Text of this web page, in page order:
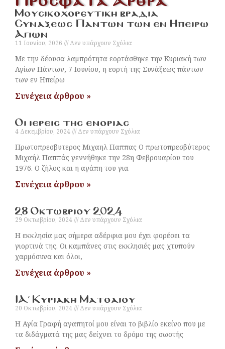
Μουσικοχορευτικη βραδια
Συναξεως Παντων των εν Ηπειρω
Αγιων
11 Ιουνίου, 2026 Δεν υπάρχουν Σχόλια
Με την δέουσα λαμπρότητα εορτάσθηκε την Κυριακή των
Αγίων Πάντων, 7 Ιουνίου, η εορτή της Συνάξεως πάντων
των εν Ηπείρω
Συνέχεια άρθρου »
Οι ιερεις της ενοριας
4 Δεκεμβρίου, 2024 Δεν υπάρχουν Σχόλια
Πρωτοπρεσβυτερος Μιχαηλ Παππας Ο πρωτοπρεσβύτερος
Μιχαήλ Παππάς γεννήθηκε την 28η Φεβρουαρίου του
1976. Ο ζήλος και η αγάπη του για
Συνέχεια άρθρου »
28 Οκτωβριου 2024
29 Οκτωβρίου, 2024 Δεν υπάρχουν Σχόλια
Η εκκλησία μας σήμερα αδέρφια μου έχει φορέσει τα
γιορτινά της. Οι καμπάνες στις εκκλησιές μας χτυπούν
χαρμόσυνα και όλοι,
Συνέχεια άρθρου »
ΙΑ´ Κυριακη Ματθαιου
20 Οκτωβρίου, 2024 Δεν υπάρχουν Σχόλια
Η Αγία Γραφή αγαπητοί μου είναι το βιβλίο εκείνο που με
τα διδάγματά της μας δείχνει το δρόμο της σωστής